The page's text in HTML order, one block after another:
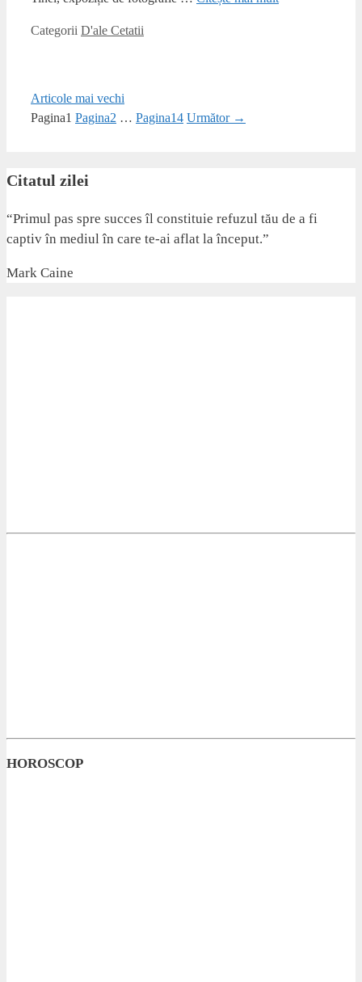
Categorii D'ale Cetatii
Articole mai vechi
Pagina1 Pagina2 … Pagina14 Următor →
Citatul zilei
“Primul pas spre succes îl constituie refuzul tău de a fi
captiv în mediul în care te-ai aflat la început.”
Mark Caine
HOROSCOP